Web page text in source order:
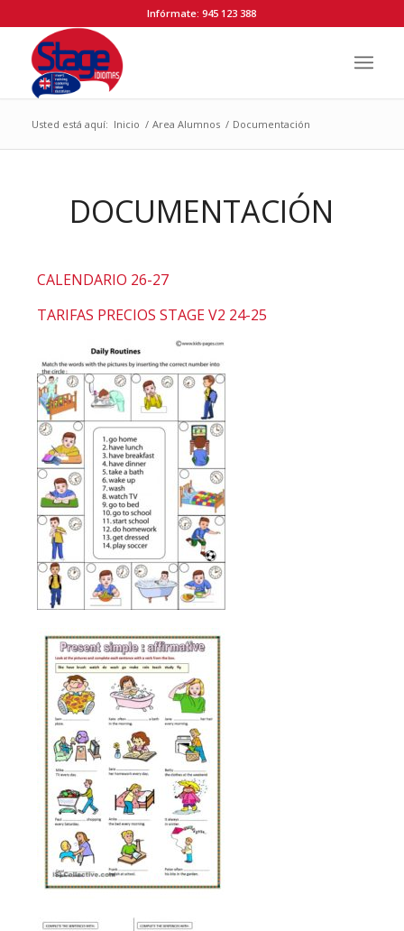
Infórmate: 945 123 388
Usted está aquí: Inicio / Area Alumnos / Documentación
DOCUMENTACIÓN
CALENDARIO 26-27
TARIFAS PRECIOS STAGE V2 24-25